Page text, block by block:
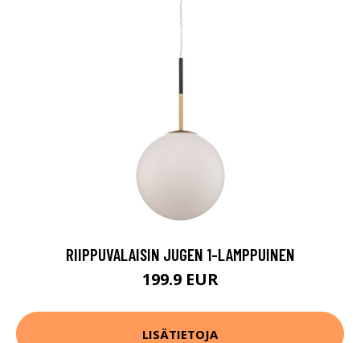
RIIPPUVALAISIN JUGEN 1-LAMPPUINEN
199.9 EUR
LISÄTIETOJA